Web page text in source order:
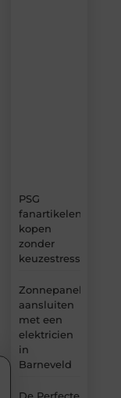
PSG
fanartikelen
kopen
zonder
keuzestress
Zonnepanelen
aansluiten
met een
elektricien
in
Barneveld